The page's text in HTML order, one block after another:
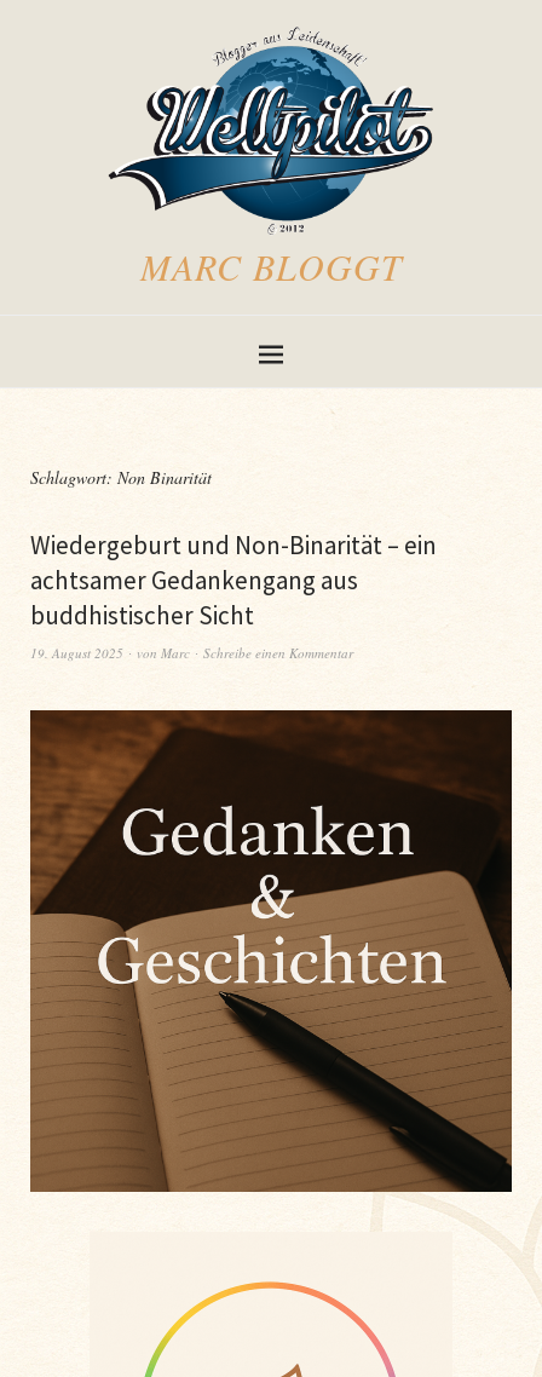
MARC BLOGGT
Schlagwort: Non Binarität
Wiedergeburt und Non-Binarität – ein
achtsamer Gedankengang aus
buddhistischer Sicht
19. August 2025 von Marc Schreibe einen Kommentar